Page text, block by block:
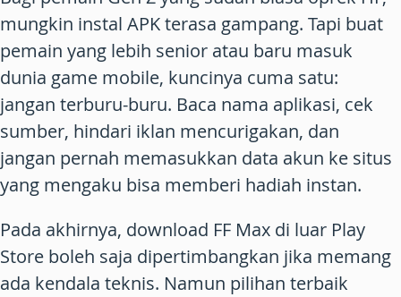
mungkin instal APK terasa gampang. Tapi buat
pemain yang lebih senior atau baru masuk
dunia game mobile, kuncinya cuma satu:
jangan terburu-buru. Baca nama aplikasi, cek
sumber, hindari iklan mencurigakan, dan
jangan pernah memasukkan data akun ke situs
yang mengaku bisa memberi hadiah instan.
Pada akhirnya, download FF Max di luar Play
Store boleh saja dipertimbangkan jika memang
ada kendala teknis. Namun pilihan terbaik